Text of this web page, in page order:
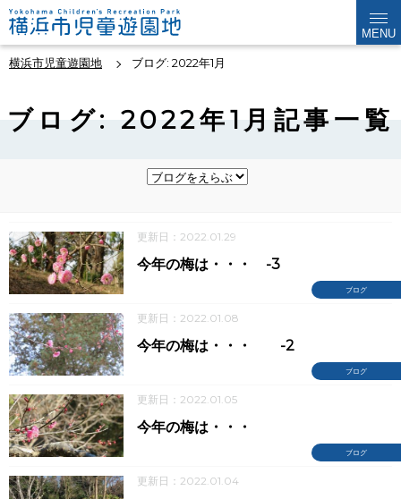
MENU
横浜市児童遊園地 ブログ: 2022年1月
ブログ: 2022年1月記事一覧
更新日：2022.01.29
ブログ
今年の梅は・・・ -3
更新日：2022.01.08
ブログ
今年の梅は・・・ -2
更新日：2022.01.05
ブログ
今年の梅は・・・
更新日：2022.01.04